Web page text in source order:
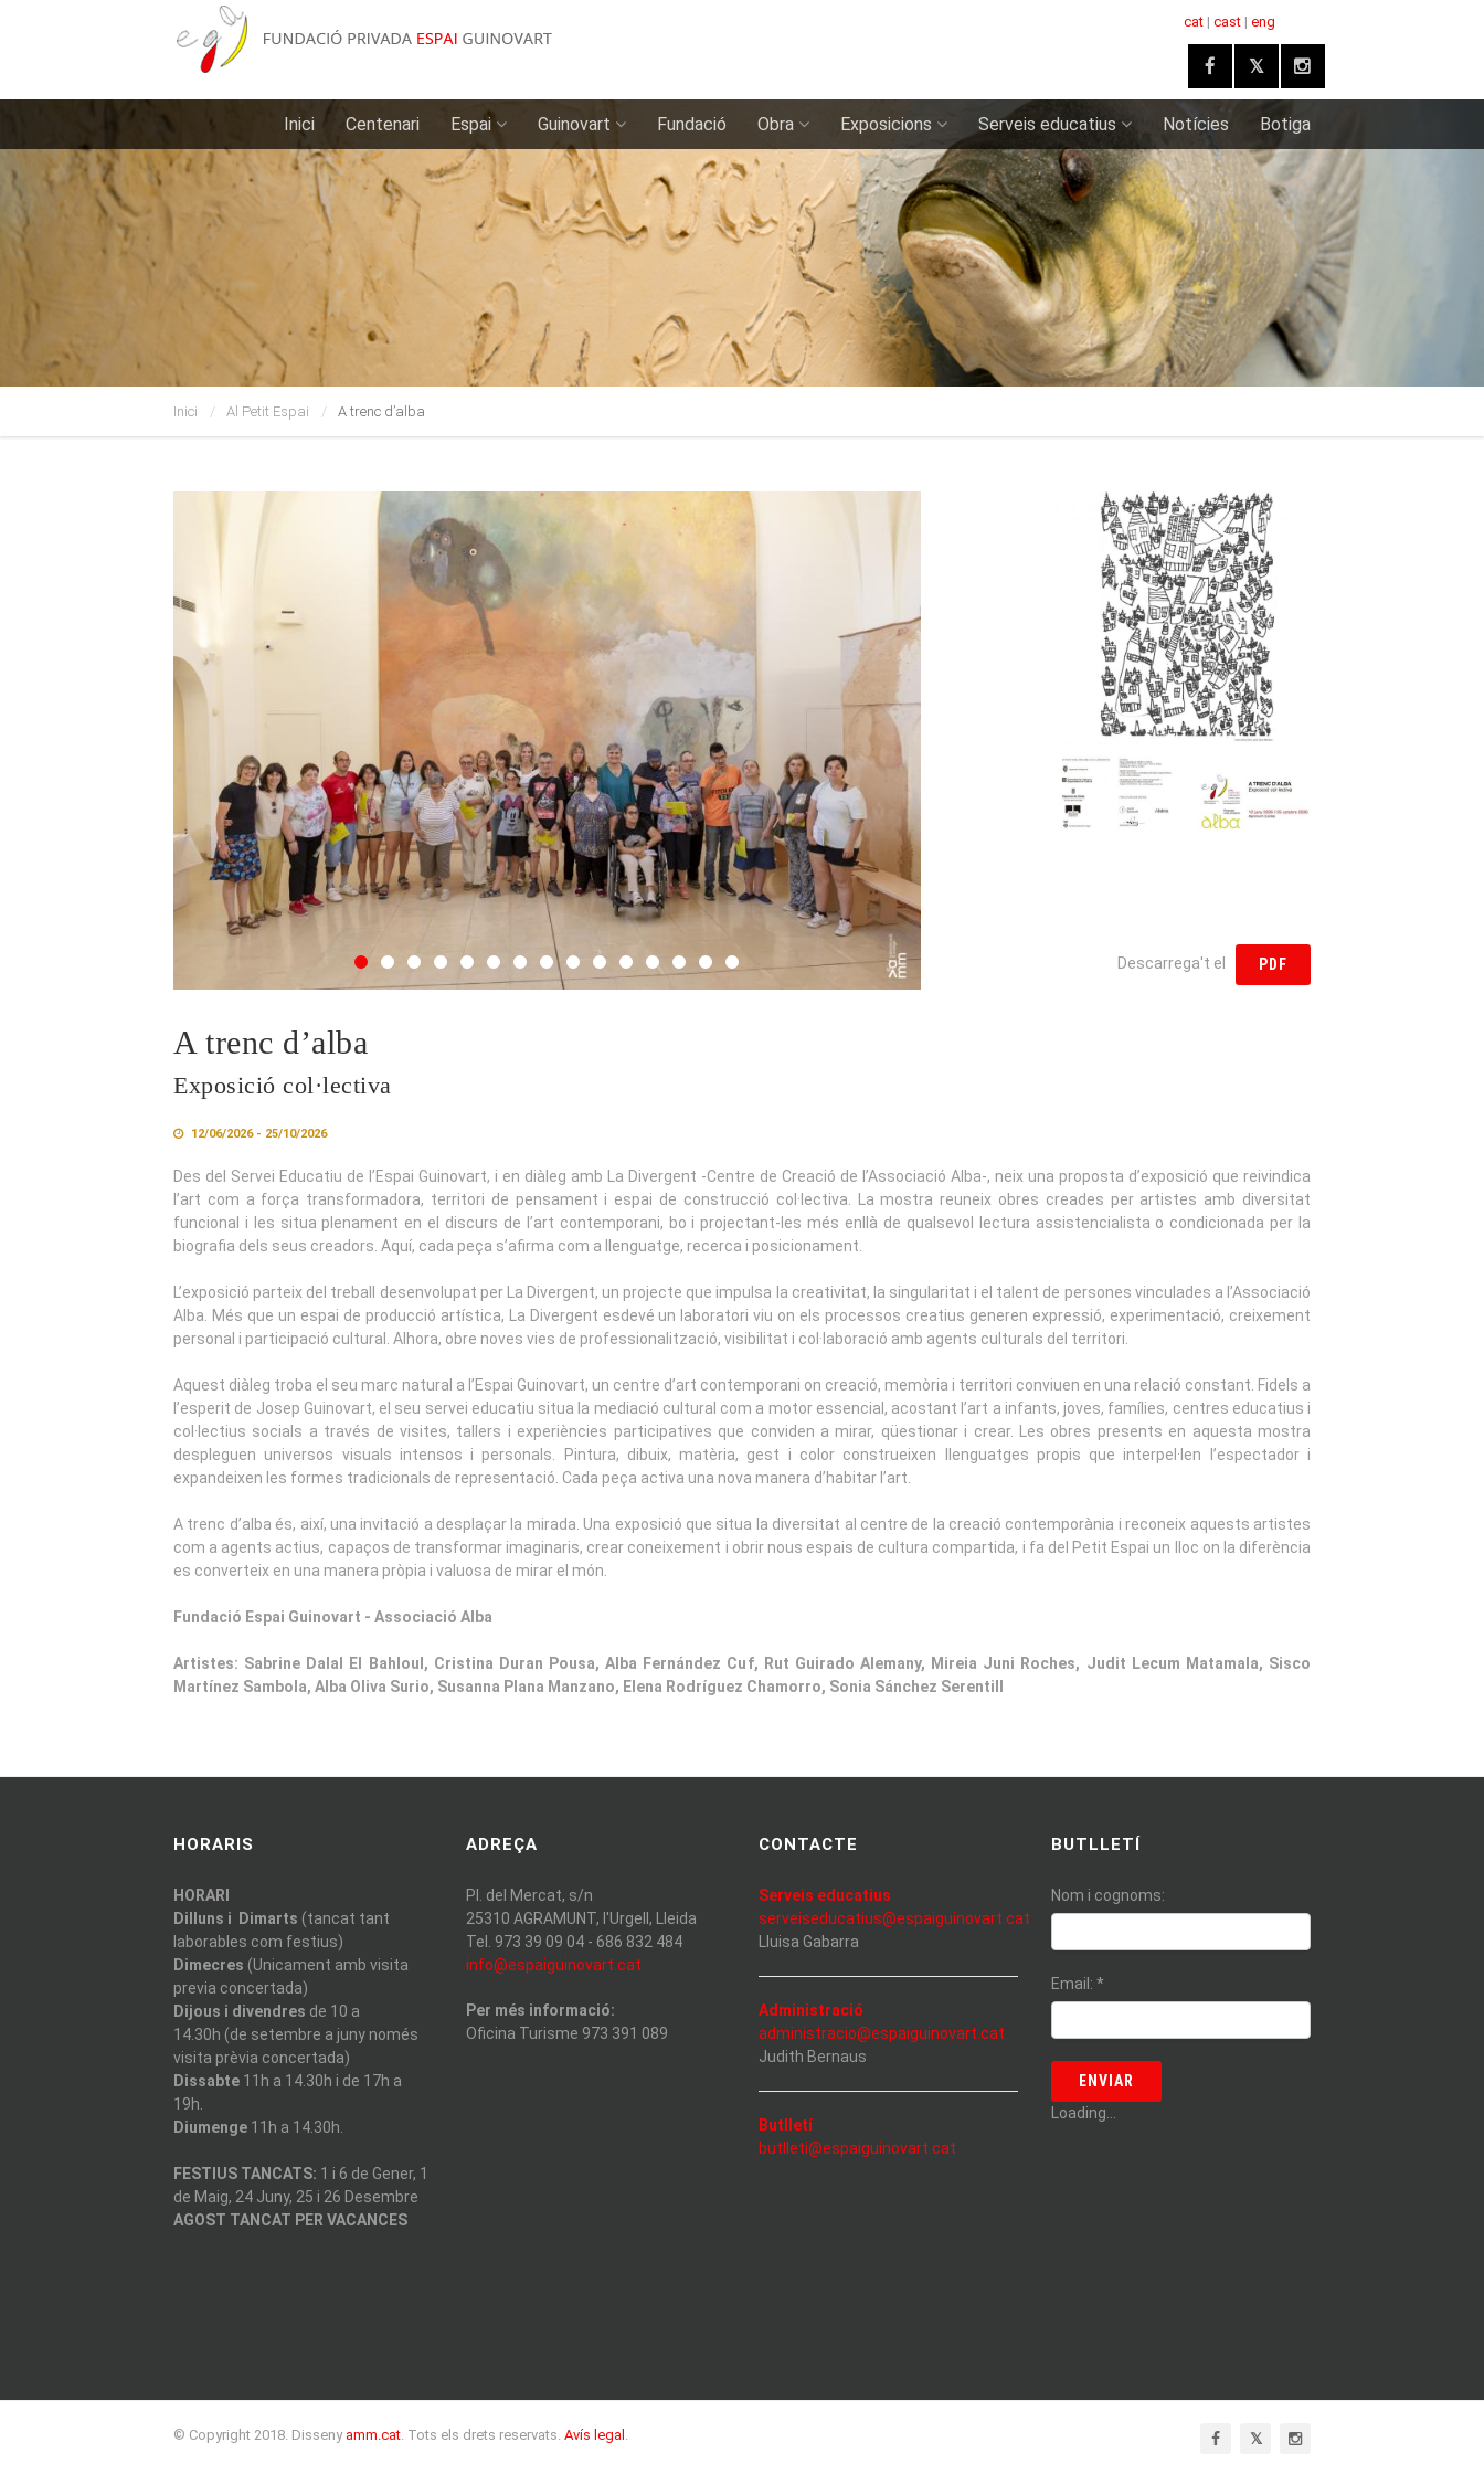
cat |cast |eng
Inici Centenari Espai Guinovart Fundació Obra Exposicions Serveis educatius Notícies Botiga
Inici Al Petit Espai A trenc d’alba
Descarrega't el PDF
A trenc d’alba
Exposició col·lectiva
12/06/2026 - 25/10/2026
Des del Servei Educatiu de l’Espai Guinovart, i en diàleg amb La Divergent -Centre de Creació de l’Associació Alba-, neix una proposta d’exposició que reivindica
l’art com a força transformadora, territori de pensament i espai de construcció col·lectiva. La mostra reuneix obres creades per artistes amb diversitat
funcional i les situa plenament en el discurs de l’art contemporani, bo i projectant-les més enllà de qualsevol lectura assistencialista o condicionada per la
biografia dels seus creadors. Aquí, cada peça s’afirma com a llenguatge, recerca i posicionament.
L’exposició parteix del treball desenvolupat per La Divergent, un projecte que impulsa la creativitat, la singularitat i el talent de persones vinculades a l’Associació
Alba. Més que un espai de producció artística, La Divergent esdevé un laboratori viu on els processos creatius generen expressió, experimentació, creixement
personal i participació cultural. Alhora, obre noves vies de professionalització, visibilitat i col·laboració amb agents culturals del territori.
Aquest diàleg troba el seu marc natural a l’Espai Guinovart, un centre d’art contemporani on creació, memòria i territori conviuen en una relació constant. Fidels a
l’esperit de Josep Guinovart, el seu servei educatiu situa la mediació cultural com a motor essencial, acostant l’art a infants, joves, famílies, centres educatius i
col·lectius socials a través de visites, tallers i experiències participatives que conviden a mirar, qüestionar i crear. Les obres presents en aquesta mostra
despleguen universos visuals intensos i personals. Pintura, dibuix, matèria, gest i color construeixen llenguatges propis que interpel·len l’espectador i
expandeixen les formes tradicionals de representació. Cada peça activa una nova manera d’habitar l’art.
A trenc d’alba és, així, una invitació a desplaçar la mirada. Una exposició que situa la diversitat al centre de la creació contemporània i reconeix aquests artistes
com a agents actius, capaços de transformar imaginaris, crear coneixement i obrir nous espais de cultura compartida, i fa del Petit Espai un lloc on la diferència
es converteix en una manera pròpia i valuosa de mirar el món.
Fundació Espai Guinovart - Associació Alba
Artistes: Sabrine Dalal El Bahloul, Cristina Duran Pousa, Alba Fernández Cuf, Rut Guirado Alemany, Mireia Juni Roches, Judit Lecum Matamala, Sisco
Martínez Sambola, Alba Oliva Surio, Susanna Plana Manzano, Elena Rodríguez Chamorro, Sonia Sánchez Serentill
HORARIS
HORARI
Dilluns i Dimarts (tancat tant
laborables com festius)
Dimecres (Unicament amb visita
previa concertada)
Dijous i divendres de 10 a
14.30h (de setembre a juny només
visita prèvia concertada)
Dissabte 11h a 14.30h i de 17h a
19h.
Diumenge 11h a 14.30h.
FESTIUS TANCATS: 1 i 6 de Gener, 1
de Maig, 24 Juny, 25 i 26 Desembre
AGOST TANCAT PER VACANCES
ADREÇA
Pl. del Mercat, s/n
25310 AGRAMUNT, l'Urgell, Lleida
Tel. 973 39 09 04 - 686 832 484
info@espaiguinovart.cat
Per més informació:
Oficina Turisme 973 391 089
CONTACTE
Serveis educatius
serveiseducatius@espaiguinovart.cat
Lluisa Gabarra
Administració
administracio@espaiguinovart.cat
Judith Bernaus
Butlletí
butlleti@espaiguinovart.cat
BUTLLETÍ
Nom i cognoms:
Email: *
Loading...
© Copyright 2018. Disseny amm.cat. Tots els drets reservats. Avís legal .